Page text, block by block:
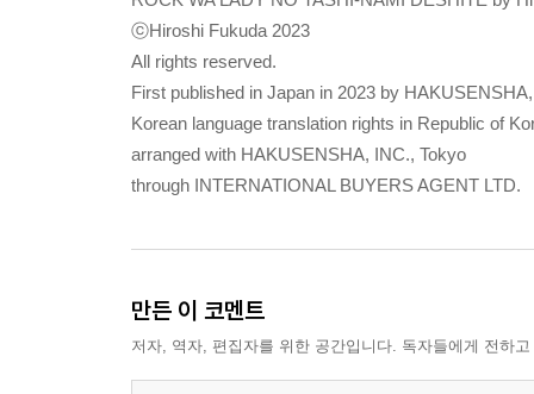
ⓒHiroshi Fukuda 2023
All rights reserved.
First published in Japan in 2023 by
Korean language translation rights in Republic of
arranged with HAKUSENSHA, INC., Tokyo
through INTERNATIONAL BUYERS AGENT LTD.
만든 이 코멘트
저자, 역자, 편집자를 위한 공간입니다. 독자들에게 전하